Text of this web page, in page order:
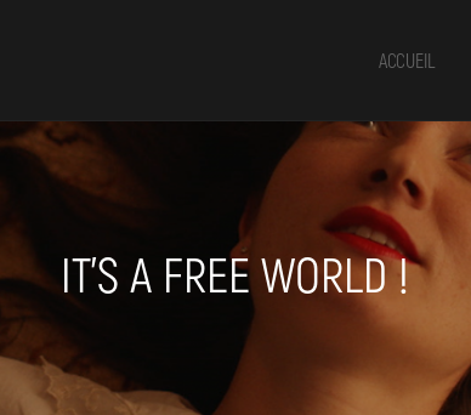
ACCUEIL
IT’S A FREE WORLD !